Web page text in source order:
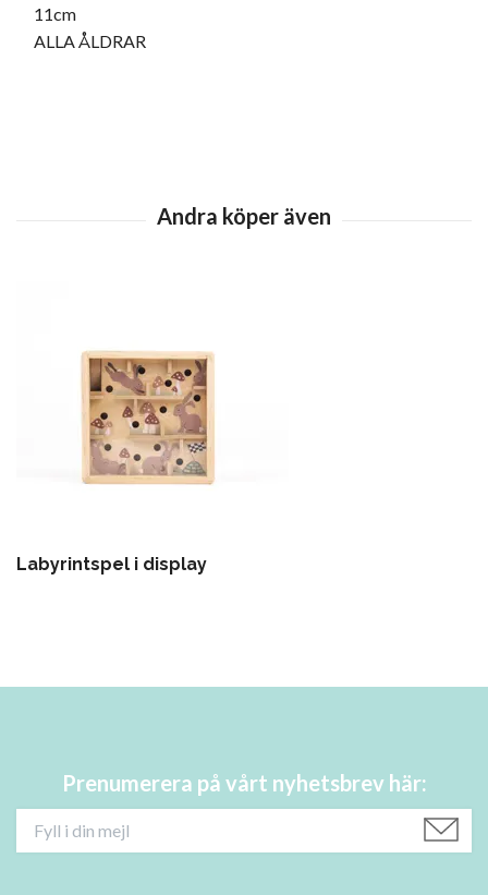
11cm
ALLA ÅLDRAR
Labyrintspel i display
Prenumerera på vårt nyhetsbrev här: